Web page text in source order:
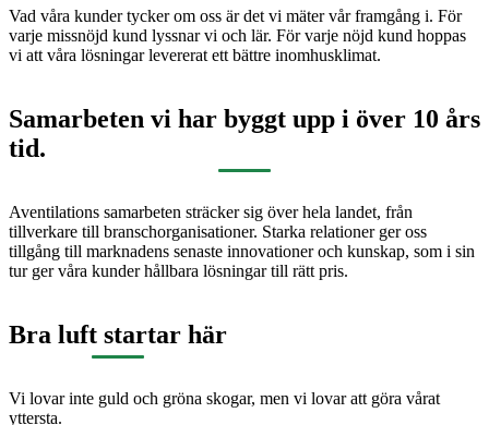
Vad våra kunder tycker om oss är det vi mäter vår framgång i. För
varje missnöjd kund lyssnar vi och lär. För varje nöjd kund hoppas
vi att våra lösningar levererat ett bättre inomhusklimat.
Samarbeten vi har byggt upp i över 10 års
tid.
Aventilations samarbeten sträcker sig över hela landet, från
tillverkare till branschorganisationer. Starka relationer ger oss
tillgång till marknadens senaste innovationer och kunskap, som i sin
tur ger våra kunder hållbara lösningar till rätt pris.
Bra luft startar här
Vi lovar inte guld och gröna skogar, men vi lovar att göra vårat
yttersta.